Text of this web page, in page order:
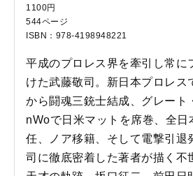
1100円
544ページ
ISBN：978-4198948221
平成のプロレス界を牽引し常に
けた武藤敬司。新日本プロレス
から闘魂三銃士結成、グレート
nWoで日米マットを席巻、全日
任、ノア移籍、そして電撃引退
司に徹底密着した著者が描く不